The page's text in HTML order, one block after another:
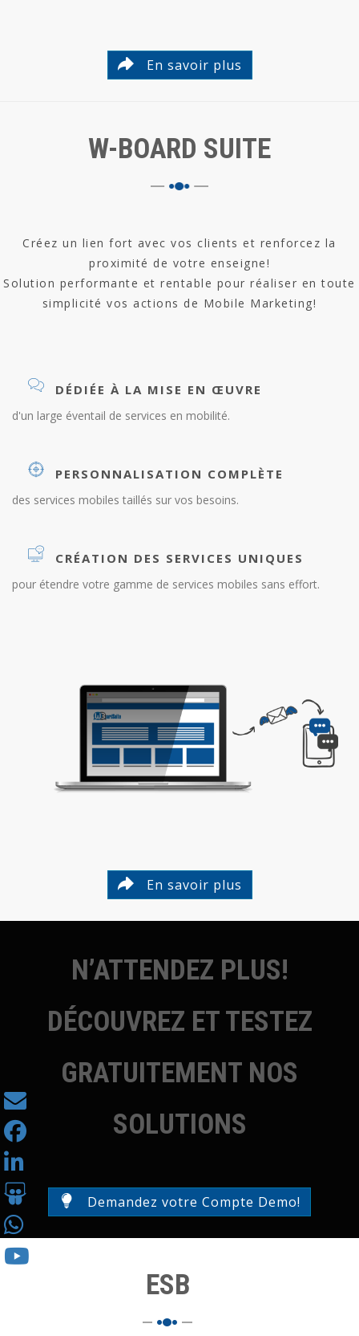
En savoir plus
W-BOARD SUITE
Créez un lien fort avec vos clients et renforcez la
proximité de votre enseigne!
Solution performante et rentable pour réaliser en toute
simplicité vos actions de Mobile Marketing!
DÉDIÉE À LA MISE EN ŒUVRE
d'un large éventail de services en mobilité.
PERSONNALISATION COMPLÈTE
des services mobiles taillés sur vos besoins.
CRÉATION DES SERVICES UNIQUES
pour étendre votre gamme de services mobiles sans effort.
En savoir plus
N’ATTENDEZ PLUS!
DÉCOUVREZ ET TESTEZ
GRATUITEMENT NOS
SOLUTIONS
Demandez votre Compte Demo!
ESB